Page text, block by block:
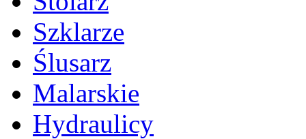
Szklarze
Ślusarz
Malarskie
Hydraulicy